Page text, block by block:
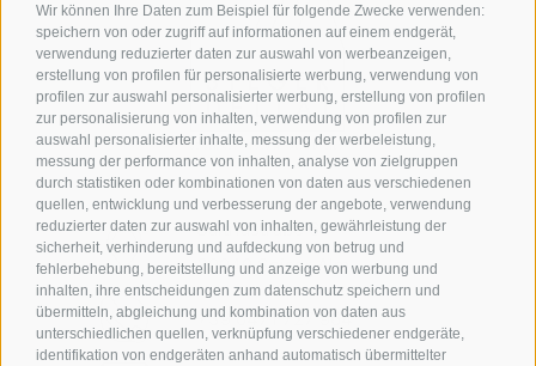
Wir können Ihre Daten zum Beispiel für folgende Zwecke verwenden:
speichern von oder zugriff auf informationen auf einem endgerät,
verwendung reduzierter daten zur auswahl von werbeanzeigen,
erstellung von profilen für personalisierte werbung, verwendung von
profilen zur auswahl personalisierter werbung, erstellung von profilen
zur personalisierung von inhalten, verwendung von profilen zur
auswahl personalisierter inhalte, messung der werbeleistung,
messung der performance von inhalten, analyse von zielgruppen
durch statistiken oder kombinationen von daten aus verschiedenen
quellen, entwicklung und verbesserung der angebote, verwendung
reduzierter daten zur auswahl von inhalten, gewährleistung der
sicherheit, verhinderung und aufdeckung von betrug und
fehlerbehebung, bereitstellung und anzeige von werbung und
inhalten, ihre entscheidungen zum datenschutz speichern und
übermitteln, abgleichung und kombination von daten aus
unterschiedlichen quellen, verknüpfung verschiedener endgeräte,
identifikation von endgeräten anhand automatisch übermittelter
Saltriastraße 6
39040 Seiser Alm
+39 0471 727 964